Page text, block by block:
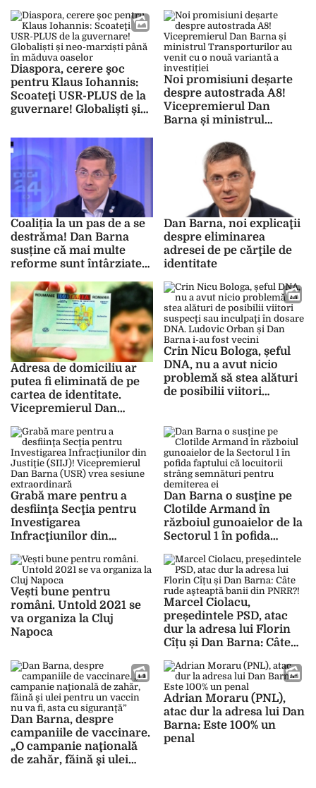
spaţii
Diaspora, cerere şoc
pentru Klaus Iohannis:
Scoateţi USR-PLUS de la
guvernare! Globaliști și
măduva oaselor
Noi promisiuni deșarte
despre autostrada A8!
Vicepremierul Dan
Barna și ministrul
cu o nouă variantă a
investiției
Coaliția la un pas de a se
destrăma! Dan Barna
susține că mai multe
reforme sunt întârziate
politici
Dan Barna, noi explicaţii
despre eliminarea
adresei de pe cărţile de
identitate
Adresa de domiciliu ar
putea fi eliminată de pe
cartea de identitate.
Vicepremierul Dan
coaliţie
Crin Nicu Bologa, șeful
DNA, nu a avut nicio
problemă să stea alături
de posibilii viitori
Orban și Dan Barna i-au
fost vecini
Grabă mare pentru a
desfiinţa Secţia pentru
Investigarea
Infracţiunilor din
Vicepremierul Dan
Barna (USR) vrea
sesiune extraordinară
Dan Barna o susţine pe
Clotilde Armand în
războiul gunoaielor de la
Sectorul 1 în pofida
strâng semnături pentru
demiterea ei
Vești bune pentru
români. Untold 2021 se
va organiza la Cluj
Napoca
Marcel Ciolacu,
președintele PSD, atac
dur la adresa lui Florin
Cîțu și Dan Barna: Câte
PNRR?!
Dan Barna, despre
campaniile de vaccinare.
„O campanie naţională
de zahăr, făină şi ulei
Adrian Moraru (PNL),
atac dur la adresa lui Dan
Barna: Este 100% un
penal